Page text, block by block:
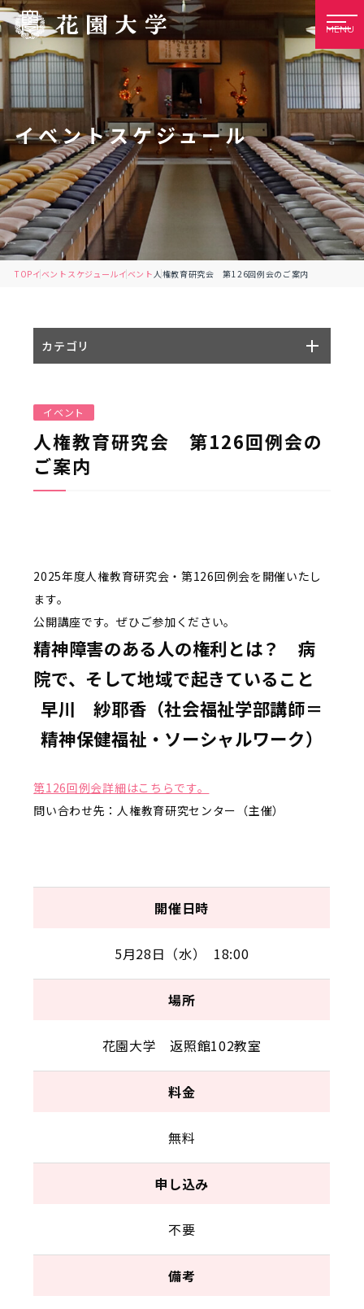
MENU
イベントスケジュール
TOPイベントスケジュールイベント人権教育研究会 第126回例会のご案内
カテゴリ
イベント
人権教育研究会 第126回例会の
ご案内
2025年度人権教育研究会・第126回例会を開催いたし
ます。
公開講座です。ぜひご参加ください。
精神障害のある人の権利とは？ 病
院で、そして地域で起きていること
早川 紗耶香（社会福祉学部講師＝
精神保健福祉・ソーシャルワーク）
第126回例会詳細はこちらです。
問い合わせ先：人権教育研究センター（主催）
開催日時
5月28日（水） 18:00
場所
花園大学 返照館102教室
料金
無料
申し込み
不要
備考